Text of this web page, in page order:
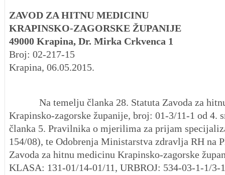
ZAVOD ZA HITNU MEDICINU
KRAPINSKO-ZAGORSKE ŽUPANIJE
49000 Krapina, Dr. Mirka Crkvenca 1
Broj: 02-217-15
Krapina, 06.05.2015.
Na temelju članka 28. Statuta Zavoda za
Krapinsko-zagorske županije, broj: 01-3/11-1 od 4.
članka 5. Pravilnika o mjerilima za prijam
154/08), te Odobrenja Ministarstva zdravlja RH na
Zavoda za hitnu medicinu Krapinsko-zagorske
KLASA: 131-01/14-01/11, URBROJ: 534-03-1-1/3-